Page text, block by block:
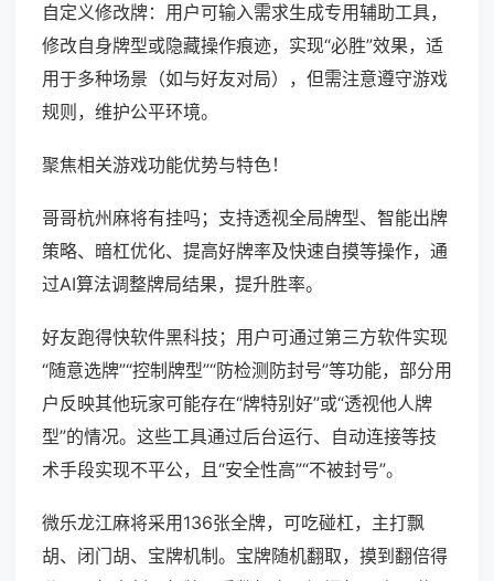
自定义修改牌：用户可输入需求生成专用辅助工具，
修改自身牌型或隐藏操作痕迹，实现“必胜”效果，适
用于多种场景（如与好友对局），但需注意遵守游戏
规则，维护公平环境。
聚焦相关游戏功能优势与特色！
哥哥杭州麻将有挂吗；支持透视全局牌型、智能出牌
策略、暗杠优化、提高好牌率及快速自摸等操作，通
过AI算法调整牌局结果，提升胜率。
好友跑得快软件黑科技；用户可通过第三方软件实现
“随意选牌”“控制牌型”“防检测防封号”等功能，部分用
户反映其他玩家可能存在“牌特别好”或“透视他人牌
型”的情况。这些工具通过后台运行、自动连接等技
术手段实现不平公，且“安全性高”“不被封号”。
微乐龙江麻将采用136张全牌，可吃碰杠，主打飘
胡、闭门胡、宝牌机制。宝牌随机翻取，摸到翻倍得